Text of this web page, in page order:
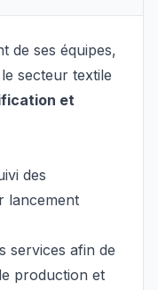
de ses équipes,
secteur textile
et
des
lancement
services afin de
production et